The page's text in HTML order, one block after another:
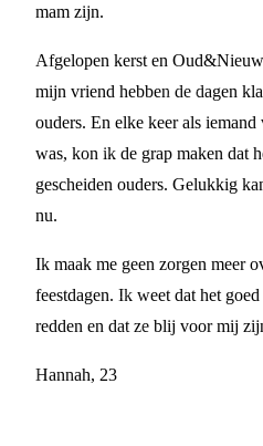
mam zijn.
Afgelopen kerst en
mijn vriend hebben de dagen
ouders. En elke keer als
was, kon ik de grap maken dat
gescheiden ouders. Gelukkig
nu.
Ik maak me geen zorgen meer
feestdagen. Ik weet dat het
redden en dat ze blij voor mij
Hannah, 23